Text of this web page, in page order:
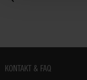
Fußbereich
KONTAKT & FAQ